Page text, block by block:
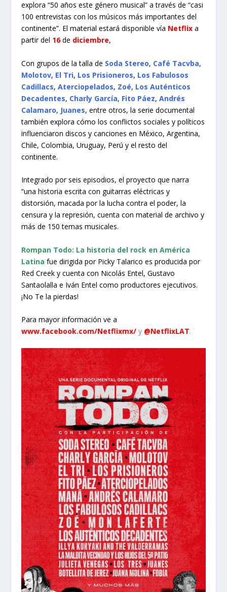
explora “50 años este género musical” a través de “casi
100 entrevistas con los músicos más importantes del
continente”. El material estará disponible vía Netflix a
partir del 16de diciembre,
Con grupos de la talla de Soda Stereo, Café Tacvba,
Molotov, El Tri, Los Prisioneros, Los Fabulosos
Cadillacs,Aterciopelados, Zoé, Los Auténticos
Decadentes, Charly García, Fito Páez,Andrés
Calamaro, Juanes, entre otros, la serie documental
también explora cómo los conflictos sociales y políticos
influenciaron discos y canciones en México, Argentina,
Chile, Colombia, Uruguay, Perú y el resto del
continente.
Integrado por seis episodios, el proyecto que narra
“una historia escrita con guitarras eléctricas y
distorsión, macada por la lucha contra el poder, la
censura y la represión, cuenta con material de archivo y
más de 150 temas musicales.
Rompan Todo: La historia del rock en América
Latina fue dirigida por Picky Talarico es producida por
Red Creek y cuenta con Nicolás Entel, Gustavo
Santaolalla e Iván Entel como productores ejecutivos.
¡No Te la pierdas!
Para mayor información ve a
www.facebook.com/Netflixmx/ y @NetflixLAT.